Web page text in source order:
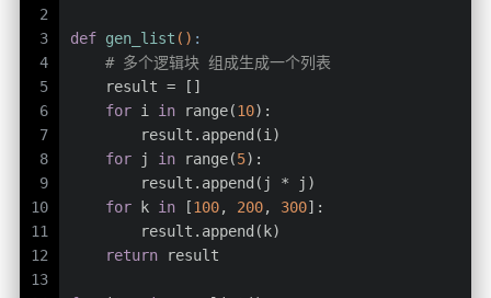
2
3
4
5
6
7
8
9
10
11
12
13
def gen_list () :
# 多个逻辑块 组成生成一个列表
    result = []
for i in range(10):
        result.append(i)
for j in range(5):
        result.append(j * j)
for k in [100, 200, 300]:
        result.append(k)
return result